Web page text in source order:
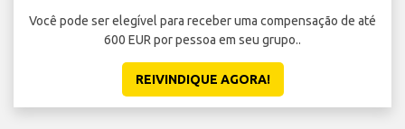
Você pode ser elegível para receber uma compensação de até
600 EUR por pessoa em seu grupo..
REIVINDIQUE AGORA!